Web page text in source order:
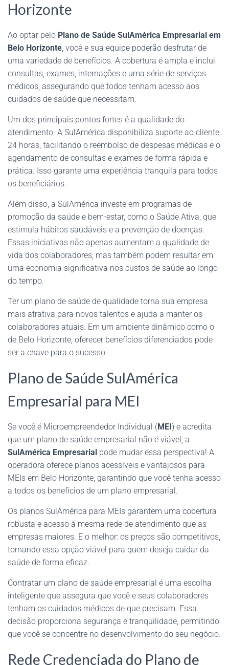
Horizonte
Ao optar pelo Plano de Saúde SulAmérica Empresarial em
Belo Horizonte, você e sua equipe poderão desfrutar de
uma variedade de benefícios. A cobertura é ampla e inclui
consultas, exames, internações e uma série de serviços
médicos, assegurando que todos tenham acesso aos
cuidados de saúde que necessitam.
Um dos principais pontos fortes é a qualidade do
atendimento. A SulAmérica disponibiliza suporte ao cliente
24 horas, facilitando o reembolso de despesas médicas e o
agendamento de consultas e exames de forma rápida e
prática. Isso garante uma experiência tranquila para todos
os beneficiários.
Além disso, a SulAmérica investe em programas de
promoção da saúde e bem-estar, como o Saúde Ativa, que
estimula hábitos saudáveis e a prevenção de doenças.
Essas iniciativas não apenas aumentam a qualidade de
vida dos colaboradores, mas também podem resultar em
uma economia significativa nos custos de saúde ao longo
do tempo.
Ter um plano de saúde de qualidade torna sua empresa
mais atrativa para novos talentos e ajuda a manter os
colaboradores atuais. Em um ambiente dinâmico como o
de Belo Horizonte, oferecer benefícios diferenciados pode
ser a chave para o sucesso.
Plano de Saúde SulAmérica
Empresarial para MEI
Se você é Microempreendedor Individual (MEI) e acredita
que um plano de saúde empresarial não é viável, a
SulAmérica Empresarial pode mudar essa perspectiva! A
operadora oferece planos acessíveis e vantajosos para
MEIs em Belo Horizonte, garantindo que você tenha acesso
a todos os benefícios de um plano empresarial.
Os planos SulAmérica para MEIs garantem uma cobertura
robusta e acesso à mesma rede de atendimento que as
empresas maiores. E o melhor: os preços são competitivos,
tornando essa opção viável para quem deseja cuidar da
saúde de forma eficaz.
Contratar um plano de saúde empresarial é uma escolha
inteligente que assegura que você e seus colaboradores
tenham os cuidados médicos de que precisam. Essa
decisão proporciona segurança e tranquilidade, permitindo
que você se concentre no desenvolvimento do seu negócio.
Rede Credenciada do Plano de